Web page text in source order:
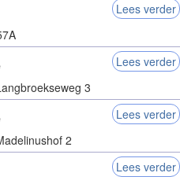
Lees verder
Lees verder
3
Lees verder
2
Lees verder